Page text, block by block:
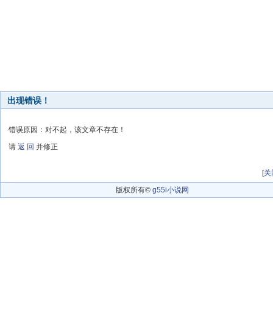
出现错误！
错误原因：对不起，该文章不存在！
请 返 回 并修正
[关
版权所有© g55i小说网